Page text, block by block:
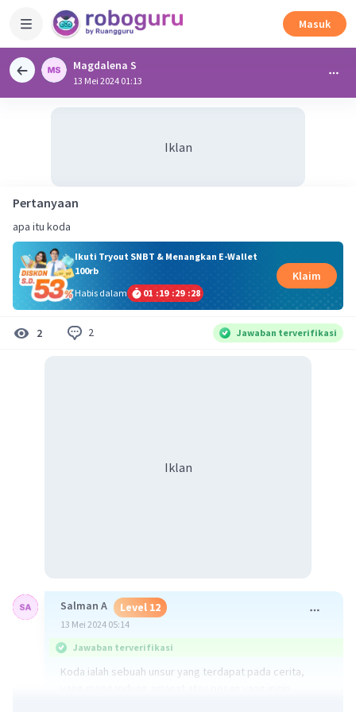
Masuk
Magdalena S
13 Mei 2024 01:13
Iklan
Pertanyaan
apa itu koda
Ikuti Tryout SNBT & Menangkan E-Wallet
100rb
Habis dalam
01 :19 :29 :28
Klaim
2 2 Jawaban terverifikasi
Iklan
Salman A Level 12
13 Mei 2024 05:14
Jawaban terverifikasi
Koda ialah sebuah unsur yang terdapat pada cerita,